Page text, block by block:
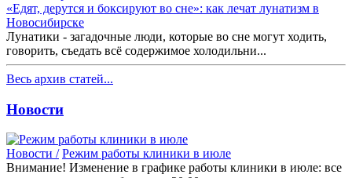
«Едят, дерутся и боксируют во сне»: как лечат лунатизм в
Новосибирске
Лунатики - загадочные люди, которые во сне могут ходить,
говорить, съедать всё содержимое холодильни...
Весь архив статей...
Новости
Новости / Режим работы клиники в июле
Внимание! Изменение в графике работы клиники в июле: все